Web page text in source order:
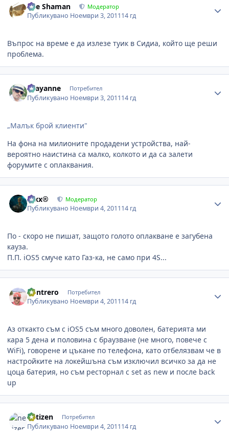
The Shaman Модератор
Публикувано Ноември 3, 201114 гд
Въпрос на време е да излезе туик в Сидиа, който ще реши
проблема.
chayanne Потребител
Публикувано Ноември 3, 201114 гд
„Малък брой клиенти"
На фона на милионите продадени устройства, най-
вероятно наистина са малко, колкото и да са залети
форумите с оплаквания.
Alxx® Модератор
Публикувано Ноември 4, 201114 гд
По - скоро не пишат, защото голото оплакване е загубена
кауза.
П.П. iOS5 смуче като Газ-ка, не само при 4S...
Kontrero Потребител
Публикувано Ноември 4, 201114 гд
Аз откакто съм с iOS5 съм много доволен, батерията ми
кара 5 дена и половина с браузване (не много, повече с
WiFi), говорене и цъкане по телефона, като отбелязвам че в
настройките на локейшъна съм изключил всичко за да не
цоца батерия, но съм ресторнал с set as new и после back
up
netizen Потребител
Публикувано Ноември 4, 201114 гд